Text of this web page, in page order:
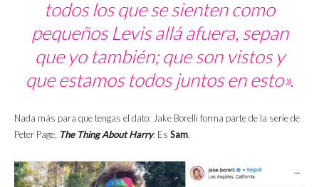
todos los que se sienten como
pequeños Levis allá afuera, sepan
que yo también; que son vistos y
que estamos todos juntos en esto».
Nada más para que tengas el dato: Jake Borelli forma parte de la serie de
Peter Page, The Thing About Harry. Es Sam.